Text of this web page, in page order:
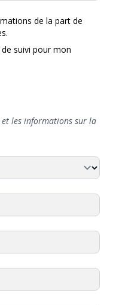
de la part de
suivi pour mon
les informations sur la